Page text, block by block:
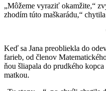
„Môžeme vyraziť okamžite,“
zhodím túto maškarádu,“
Keď sa Jana preobliekla do
farieb, od členov
ňou šliapala do prudkého
matkou.